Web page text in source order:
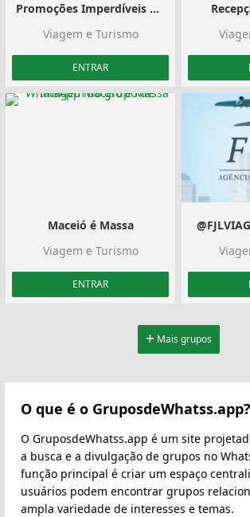
Promoções Imperdíveis No Turismo
Viagem e Turismo
ENTRAR
Maceió é Massa
Viagem e Turismo
ENTRAR
Mais grupos
O que é o GruposdeWhatss.app?
O GruposdeWhatss.app é um site
a busca e a divulgação de grupos no
função principal é criar um espaço
usuários podem encontrar grupos
ampla variedade de interesses e temas.